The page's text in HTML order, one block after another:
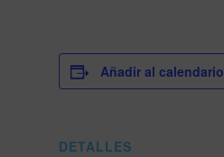
Añadir al calendario
DETALLES